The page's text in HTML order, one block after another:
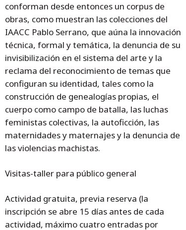
conforman desde entonces un corpus de
obras, como muestran las colecciones del
IAACC Pablo Serrano, que aúna la innovación
técnica, formal y temática, la denuncia de su
invisibilización en el sistema del arte y la
reclama del reconocimiento de temas que
configuran su identidad, tales como la
construcción de genealogías propias, el
cuerpo como campo de batalla, las luchas
feministas colectivas, la autoficción, las
maternidades y maternajes y la denuncia de
las violencias machistas.
Visitas-taller para público general
Actividad gratuita, previa reserva (la
inscripción se abre 15 días antes de cada
actividad, máximo cuatro entradas por